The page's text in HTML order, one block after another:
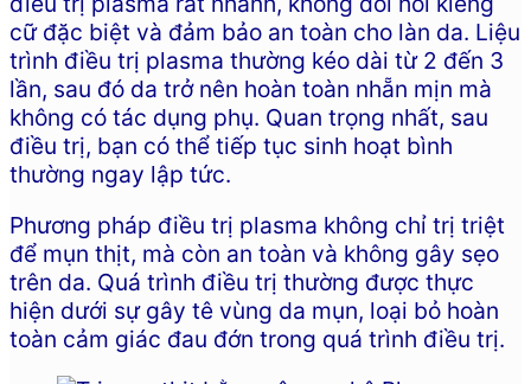
cữ đặc biệt và đảm bảo an toàn cho làn da. Liệu
trình điều trị plasma thường kéo dài từ 2 đến 3
lần, sau đó da trở nên hoàn toàn nhẵn mịn mà
không có tác dụng phụ. Quan trọng nhất, sau
điều trị, bạn có thể tiếp tục sinh hoạt bình
thường ngay lập tức.
Phương pháp điều trị plasma không chỉ trị triệt
để mụn thịt, mà còn an toàn và không gây sẹo
trên da. Quá trình điều trị thường được thực
hiện dưới sự gây tê vùng da mụn, loại bỏ hoàn
toàn cảm giác đau đớn trong quá trình điều trị.